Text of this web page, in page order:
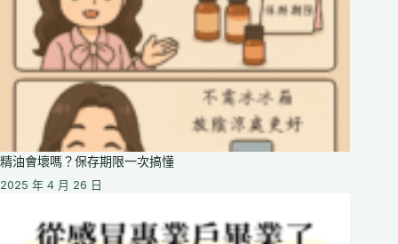
精油會壞嗎？保存期限一次搞懂
2025 年 4 月 26 日